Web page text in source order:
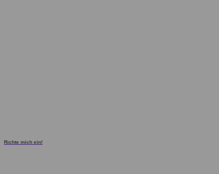
Richte mich ein!